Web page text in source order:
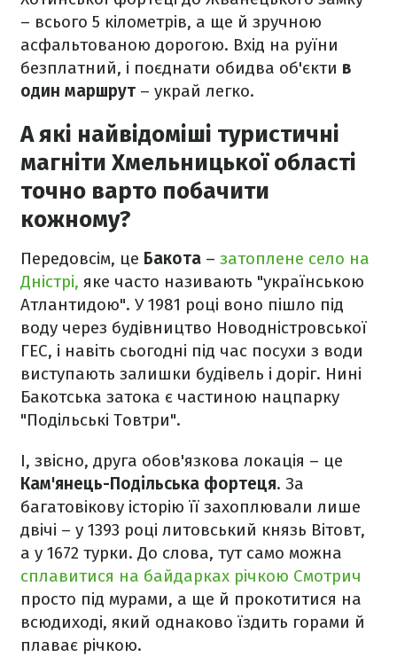
– всього 5 кілометрів, а ще й зручною
асфальтованою дорогою. Вхід на руїни
безплатний, і поєднати обидва об'єкти в
один маршрут – украй легко.
А які найвідоміші туристичні
магніти Хмельницької області
точно варто побачити
кожному?
Передовсім, це Бакота – затоплене село на
Дністрі, яке часто називають "українською
Атлантидою". У 1981 році воно пішло під
воду через будівництво Новодністровської
ГЕС, і навіть сьогодні під час посухи з води
виступають залишки будівель і доріг. Нині
Бакотська затока є частиною нацпарку
"Подільські Товтри".
І, звісно, друга обов'язкова локація – це
Кам'янець-Подільська фортеця. За
багатовікову історію її захоплювали лише
двічі – у 1393 році литовський князь Вітовт,
а у 1672 турки. До слова, тут само можна
сплавитися на байдарках річкою Смотрич
просто під мурами, а ще й прокотитися на
всюдиході, який однаково їздить горами й
плаває річкою.